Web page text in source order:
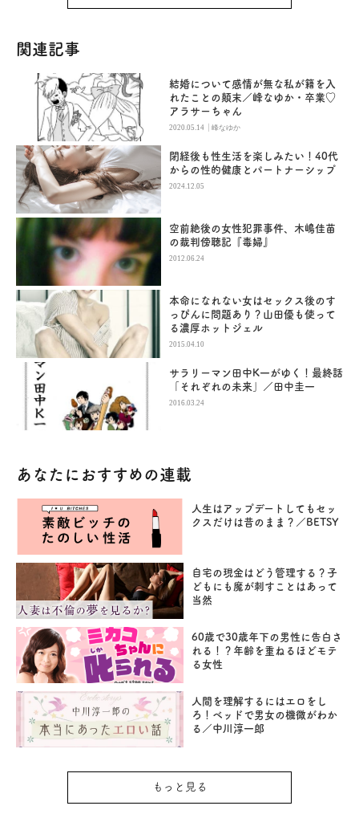
関連記事
結婚について感情が無な私が籍を入
れたことの顛末／峰なゆか・卒業♡
アラサーちゃん
2020.05.14 |峰なゆか
閉経後も性生活を楽しみたい！40代
からの性的健康とパートナーシップ
2024.12.05
空前絶後の女性犯罪事件、木嶋佳苗
の裁判傍聴記『毒婦』
2012.06.24
本命になれない女はセックス後のす
っぴんに問題あり？山田優も使って
る濃厚ホットジェル
2015.04.10
サラリーマン田中K一がゆく！最終話
「それぞれの未来」／田中圭一
2016.03.24
あなたにおすすめの連載
人生はアップデートしてもセッ
クスだけは昔のまま？／BETSY
自宅の現金はどう管理する？子
どもにも魔が刺すことはあって
当然
60歳で30歳年下の男性に告白さ
れる！？年齢を重ねるほどモテ
る女性
人間を理解するにはエロをし
ろ！ベッドで男女の機微がわか
る／中川淳一郎
もっと見る